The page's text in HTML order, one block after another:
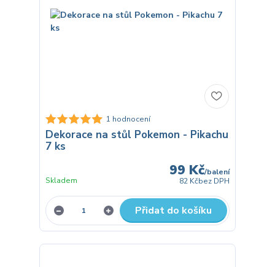
1 hodnocení
Dekorace na stůl Pokemon - Pikachu
7 ks
99 Kč/balení
82 Kčbez DPH
Skladem
Přidat do košíku